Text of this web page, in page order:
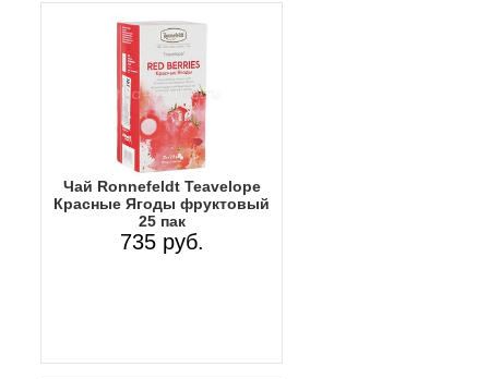
Чай Ronnefeldt Teavelope
Красные Ягоды фруктовый
25 пак
735 руб.